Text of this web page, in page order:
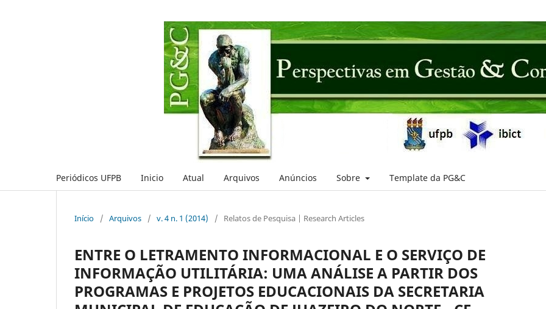
Periódicos UFPB Inicio Atual Arquivos Anúncios Sobre Template da PG&C
Início / Arquivos / v. 4 n. 1 (2014) / Relatos de Pesquisa | Research Articles
ENTRE O LETRAMENTO INFORMACIONAL E O SERVIÇO DE
INFORMAÇÃO UTILITÁRIA: UMA ANÁLISE A PARTIR DOS
PROGRAMAS E PROJETOS EDUCACIONAIS DA SECRETARIA